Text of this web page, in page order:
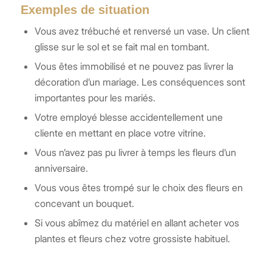
Exemples de situation
Vous avez trébuché et renversé un vase. Un client
glisse sur le sol et se fait mal en tombant.
Vous êtes immobilisé et ne pouvez pas livrer la
décoration d’un mariage. Les conséquences sont
importantes pour les mariés.
Votre employé blesse accidentellement une
cliente en mettant en place votre vitrine.
Vous n’avez pas pu livrer à temps les fleurs d’un
anniversaire.
Vous vous êtes trompé sur le choix des fleurs en
concevant un bouquet.
Si vous abîmez du matériel en allant acheter vos
plantes et fleurs chez votre grossiste habituel.